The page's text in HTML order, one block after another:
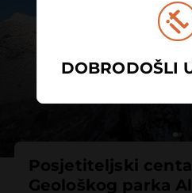
Posjetiteljski
Geološkog parka
DOBRODOŠLI